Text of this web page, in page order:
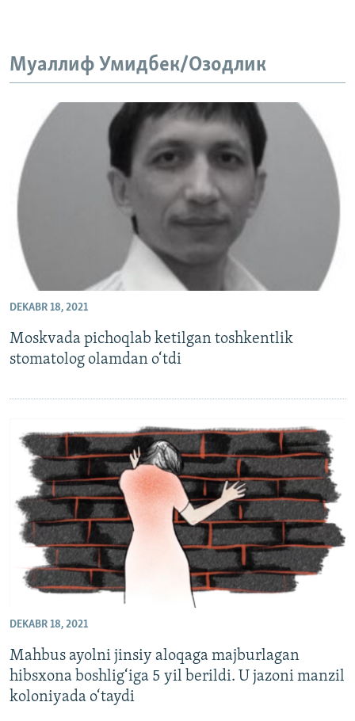
Муаллиф Умидбек/Озодлик
DEKABR 18, 2021
Moskvada pichoqlab ketilgan toshkentlik
stomatolog olamdan o‘tdi
DEKABR 18, 2021
Mahbus ayolni jinsiy aloqaga majburlagan
hibsxona boshlig‘iga 5 yil berildi. U jazoni manzil
koloniyada o‘taydi